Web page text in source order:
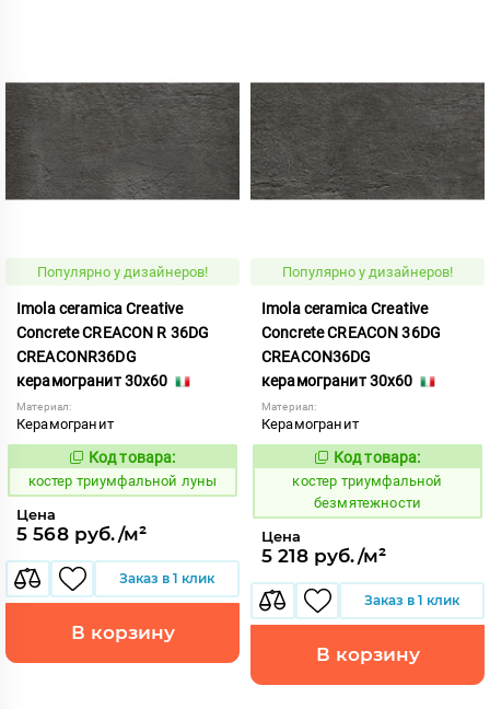
Популярно у дизайнеров!
Imola ceramica Creative
Concrete CREACON R 36DG
CREACONR36DG
керамогранит 30x60
Материал:
Керамогранит
809920
Код товара:
костер триумфальной луны
Цена
5 568 руб./м²
Заказ в 1 клик
В корзину
Популярно у дизайнеров!
Imola ceramica Creative
Concrete CREACON 36DG
CREACON36DG
керамогранит 30x60
Материал:
Керамогранит
809879
Код товара:
костер триумфальной
безмятежности
Цена
5 218 руб./м²
Заказ в 1 клик
В корзину